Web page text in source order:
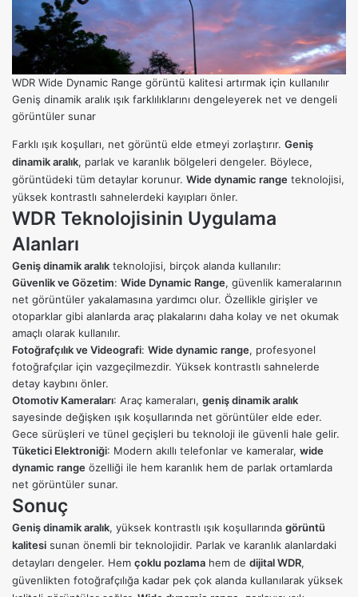
WDR Wide Dynamic Range görüntü kalitesi artırmak için kullanılır
Geniş dinamik aralık ışık farklılıklarını dengeleyerek net ve dengeli
görüntüler sunar
Farklı ışık koşulları, net görüntü elde etmeyi zorlaştırır. Geniş
dinamik aralık, parlak ve karanlık bölgeleri dengeler. Böylece,
görüntüdeki tüm detaylar korunur. Wide dynamic range teknolojisi,
yüksek kontrastlı sahnelerdeki kayıpları önler.
WDR Teknolojisinin Uygulama
Alanları
Geniş dinamik aralık teknolojisi, birçok alanda kullanılır:
Güvenlik ve Gözetim: Wide Dynamic Range, güvenlik kameralarının
net görüntüler yakalamasına yardımcı olur. Özellikle girişler ve
otoparklar gibi alanlarda araç plakalarını daha kolay ve net okumak
amaçlı olarak kullanılır.
Fotoğrafçılık ve Videografi: Wide dynamic range, profesyonel
fotoğrafçılar için vazgeçilmezdir. Yüksek kontrastlı sahnelerde
detay kaybını önler.
Otomotiv Kameraları: Araç kameraları, geniş dinamik aralık
sayesinde değişken ışık koşullarında net görüntüler elde eder.
Gece sürüşleri ve tünel geçişleri bu teknoloji ile güvenli hale gelir.
Tüketici Elektroniği: Modern akıllı telefonlar ve kameralar, wide
dynamic range özelliği ile hem karanlık hem de parlak ortamlarda
net görüntüler sunar.
Sonuç
Geniş dinamik aralık, yüksek kontrastlı ışık koşullarında görüntü
kalitesi sunan önemli bir teknolojidir. Parlak ve karanlık alanlardaki
detayları dengeler. Hem çoklu pozlama hem de dijital WDR,
güvenlikten fotoğrafçılığa kadar pek çok alanda kullanılarak yüksek